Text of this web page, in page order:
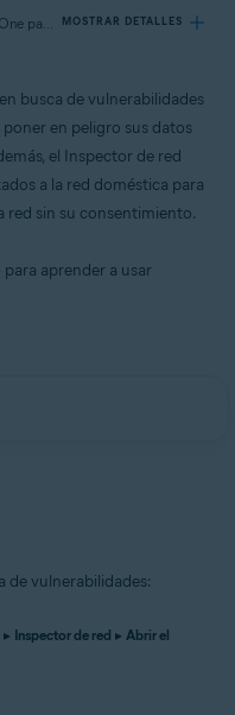
Se aplica a Avast One para Windows, Avast One para Mac MOSTRAR DETALLES
Education - 32 o 64 bits
64 bits
Service Pack 1 con
busca de vulnerabilidades
en peligro sus datos
el Inspector de red
a la red doméstica para
red sin su consentimiento.
aprender a usar
de vulnerabilidades:
▸ Inspector de red ▸ Abrir el